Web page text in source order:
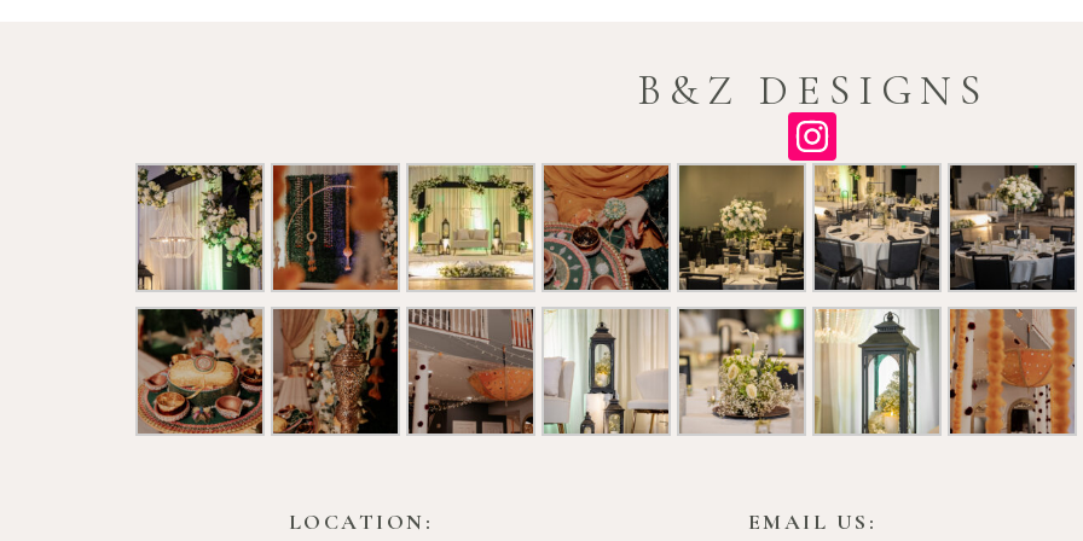
B&Z DESIGNS
LOCATION: EMAIL US: